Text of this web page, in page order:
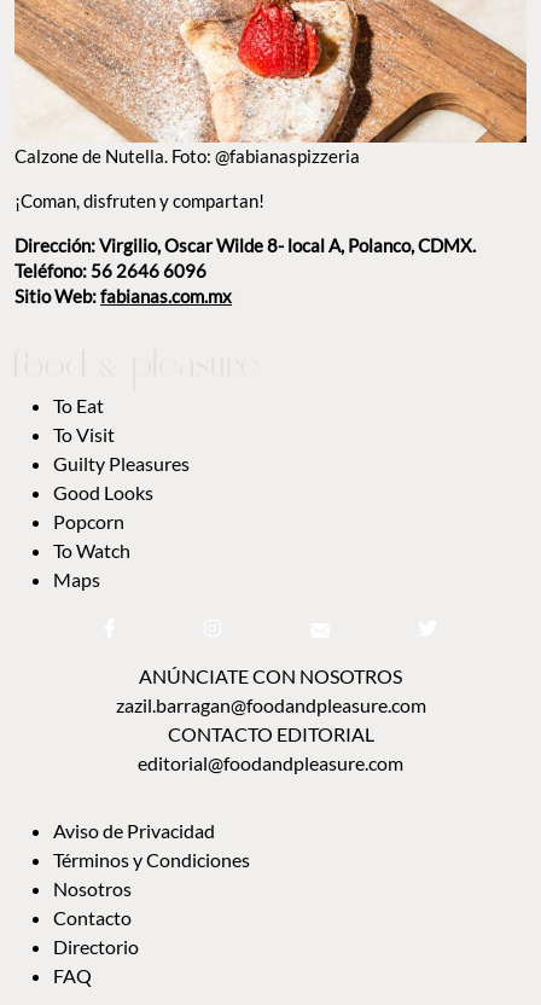
Calzone de Nutella. Foto: @fabianaspizzeria
¡Coman, disfruten y compartan!
Dirección: Virgilio, Oscar Wilde 8- local A, Polanco, CDMX.
Teléfono: 56 2646 6096
Sitio Web:fabianas.com.mx
To Eat
To Visit
Guilty Pleasures
Good Looks
Popcorn
To Watch
Maps
ANÚNCIATE CON NOSOTROS
zazil.barragan@foodandpleasure.com
CONTACTO EDITORIAL
editorial@foodandpleasure.com
Aviso de Privacidad
Términos y Condiciones
Nosotros
Contacto
Directorio
FAQ